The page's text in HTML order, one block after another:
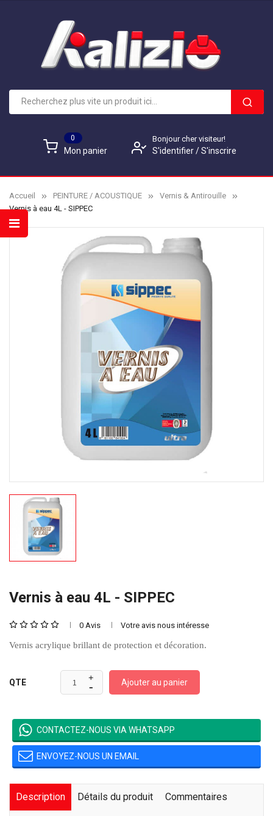
0
Mon panier
Bonjour cher visiteur!
S'identifier/ S'inscrire
Accueil PEINTURE / ACOUSTIQUE
Vernis & Antirouille
Vernis à eau 4L - SIPPEC
Vernis à eau 4L - SIPPEC
0 Avis Votre avis nous intéresse
Vernis acrylique brillant de protection et décoration.
QTE Ajouter au panier
CONTACTEZ-NOUS VIA WHATSAPP
ENVOYEZ-NOUS UN EMAIL
Description Détails du produit Commentaires